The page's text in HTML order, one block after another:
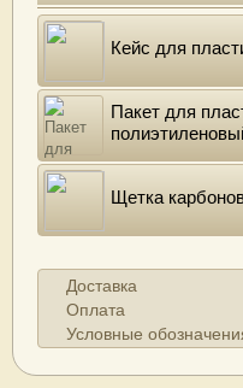
Кейс для
Пакет для
Щетка
Доставка
Оплата
Условные